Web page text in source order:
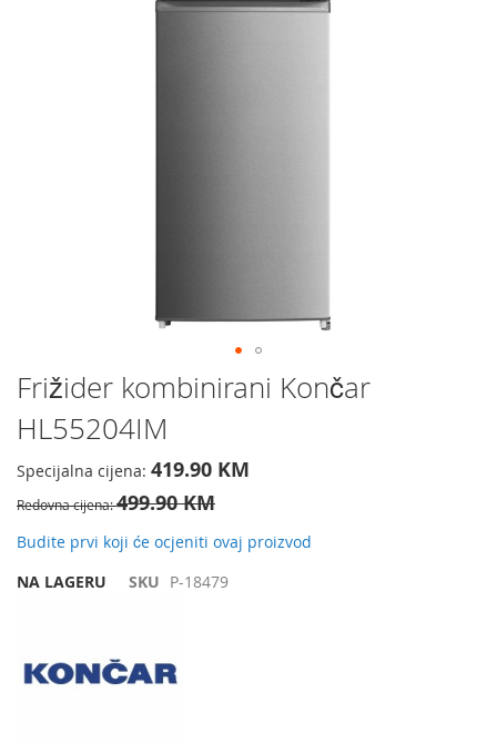
Preskočite
na
početak
galerije
slika
Frižider kombinirani Končar
HL55204IM
Specijalna cijena 419.90 KM
Redovna cijena 499.90 KM
Budite prvi koji će ocjeniti ovaj proizvod
NA LAGERU
SKU P-18479